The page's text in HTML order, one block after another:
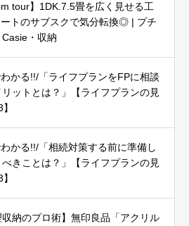
tour】1DK.7.5畳を広く見せる工
トのサブスクで気分転換◎ | プチ
Casie・収納
かる!!/「ライフプランをFPに相談
ットとは？」【ライフプランの見
かる!!/「相続対策する前に準備し
きことは？」【ライフプランの見
収納のプロ術】無印良品「アクリル